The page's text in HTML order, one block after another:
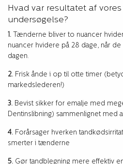
Hvad var resultatet af vores
undersøgelse?
1. Tænderne bliver to nuancer
nuancer hvidere på 28 dage, når
dagen.
2. Frisk ånde i op til otte timer
markedslederen!)
3. Bevist sikker for emalje med
Dentinslibning) sammenlignet med
4. Forårsager hverken
smerter i tænderne
5. Gør tandblegning mere effektiv